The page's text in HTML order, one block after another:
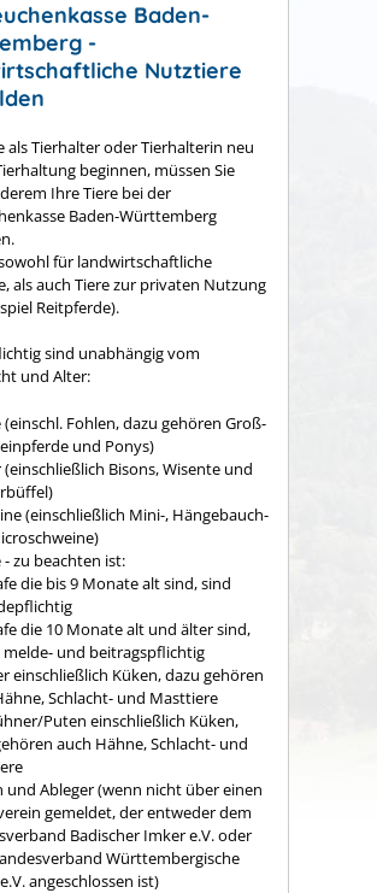
Baden-
-
Nutztiere
als Tierhalter oder Tierhalterin neu
beginnen, müssen Sie
Ihre Tiere bei der
Baden-Württemberg
für landwirtschaftliche
als auch Tiere zur privaten Nutzung
Reitpferde).
sind unabhängig vom
und Alter:
(einschl. Fohlen, dazu gehören Groß-
und Ponys)
(einschließlich Bisons, Wisente und
(einschließlich Mini-, Hängebauch-
- zu beachten ist:
die bis 9 Monate alt sind, sind
die 10 Monate alt und älter sind,
melde- und beitragspflichtig
einschließlich Küken, dazu gehören
Schlacht- und Masttiere
Puten einschließlich Küken,
auch Hähne, Schlacht- und
und Ableger(wenn nicht über einen
gemeldet, der entweder dem
Badischer Imker e.V. oder
Württembergische
angeschlossen ist)